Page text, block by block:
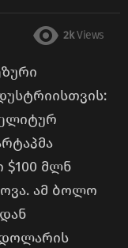
2k Views
$100 მლნ
ამ ბოლო